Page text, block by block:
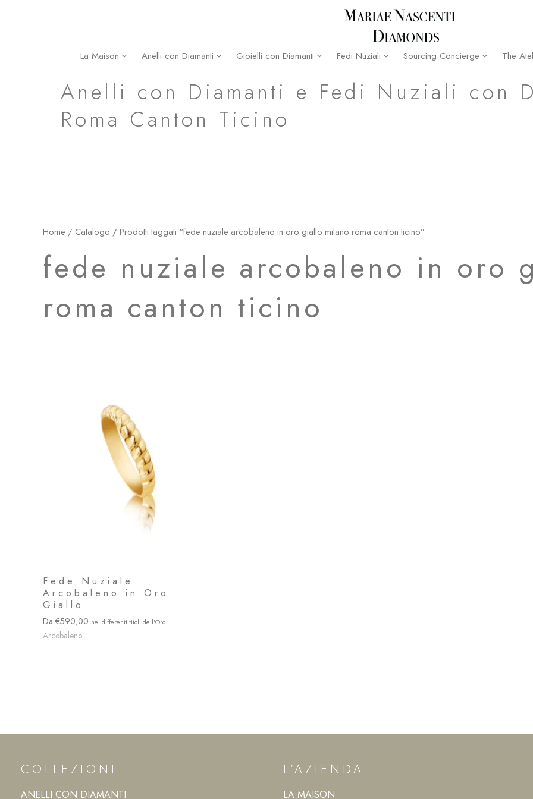
La Maison Anelli con Diamanti Gioielli con Diamanti Fedi Nuziali Sourcing Concierge The
fede nuziale arcobaleno in oro giallo milano roma canton ticino
Anelli con Diamanti e Fedi Nuziali con
Roma Canton Ticino
Home / Catalogo / Prodotti taggati “fede nuziale arcobaleno in oro giallo milano roma canton ticino”
fede nuziale arcobaleno in oro
roma canton ticino
Fede Nuziale
Arcobaleno in Oro
Giallo
590,00
Arcobaleno
COLLEZIONI
ANELLI CON DIAMANTI
L’AZIENDA
LA MAISON